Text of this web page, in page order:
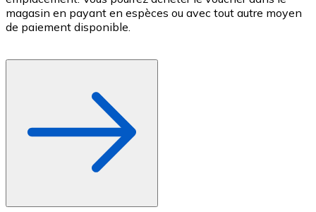
Achetez des cartes-cadeaux de vos marques
magasin en payant en espèces ou avec tout autre moyen
de paiement disponible.